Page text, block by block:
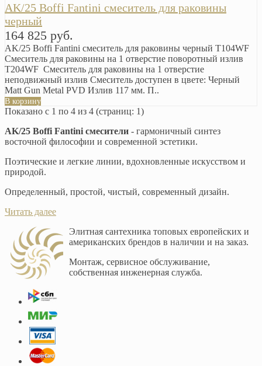
AK/25 Boffi Fantini смеситель для раковины
черный
164 825 руб.
AK/25 Boffi Fantini смеситель для раковины черный T104WF
Смеситель для раковины на 1 отверстие поворотный излив
T204WF Смеситель для раковины на 1 отверстие
неподвижный излив Смеситель доступен в цвете: Черный
Matt Gun Metal PVD Излив 117 мм. П..
В корзину
Показано с 1 по 4 из 4 (страниц: 1)
AK/25 Boffi Fantini смесители - гармоничный синтез
восточной философии и современной эстетики.
Поэтические и легкие линии, вдохновленные искусством и
природой.
Определенный, простой, чистый, современный дизайн.
Читать далее
Элитная сантехника топовых европейских и
американских брендов в наличии и на заказ.
Монтаж, сервисное обслуживание,
собственная инженерная служба.